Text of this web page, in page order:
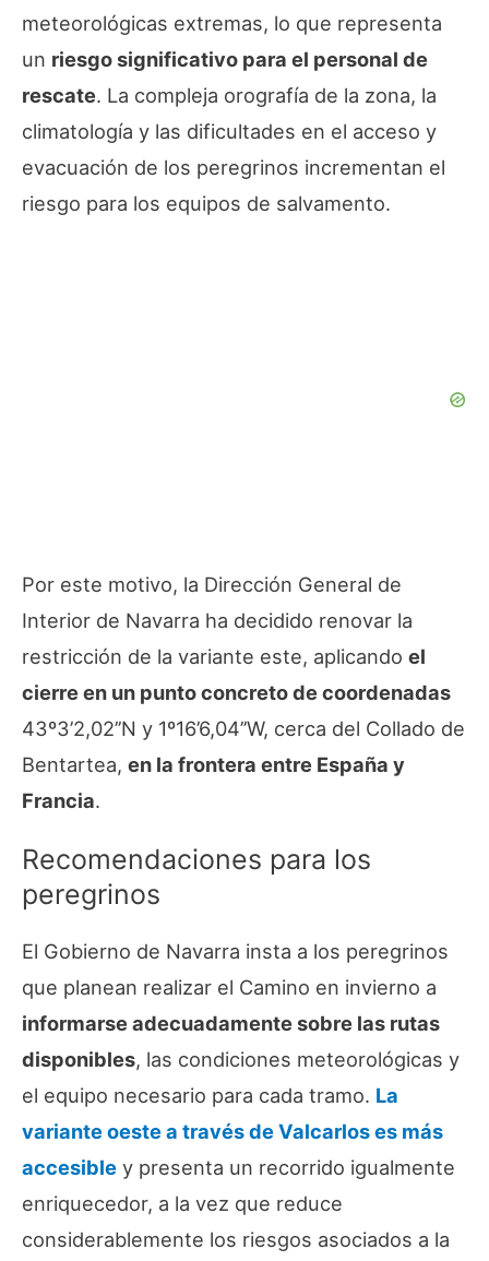
meteorológicas extremas, lo que representa
un riesgo significativo para el personal de
rescate. La compleja orografía de la zona, la
climatología y las dificultades en el acceso y
evacuación de los peregrinos incrementan el
riesgo para los equipos de salvamento.
Por este motivo, la Dirección General de
Interior de Navarra ha decidido renovar la
restricción de la variante este, aplicando el
cierre en un punto concreto de coordenadas
43º3’2,02’’N y 1º16’6,04’’W, cerca del Collado de
Bentartea, en la frontera entre España y
Francia.
Recomendaciones para los
peregrinos
El Gobierno de Navarra insta a los peregrinos
que planean realizar el Camino en invierno a
informarse adecuadamente sobre las rutas
disponibles, las condiciones meteorológicas y
el equipo necesario para cada tramo. La
variante oeste a través de Valcarlos es más
accesible y presenta un recorrido igualmente
enriquecedor, a la vez que reduce
considerablemente los riesgos asociados a la